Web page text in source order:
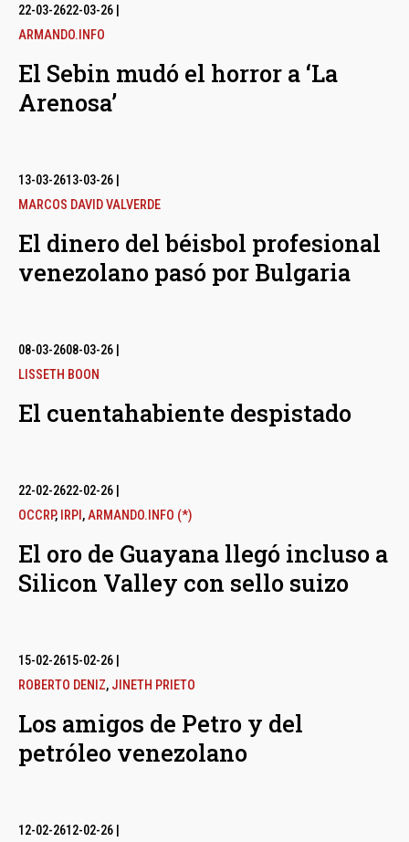
22-03-2622-03-26
ARMANDO.INFO
El Sebin mudó el horror a ‘La
Arenosa’
13-03-2613-03-26
MARCOS DAVID VALVERDE
El dinero del béisbol profesional
venezolano pasó por Bulgaria
08-03-2608-03-26
LISSETH BOON
El cuentahabiente despistado
22-02-2622-02-26
OCCRP, IRPI ,ARMANDO.INFO (*)
El oro de Guayana llegó incluso a
Silicon Valley con sello suizo
15-02-2615-02-26
ROBERTO DENIZ, JINETH PRIETO
Los amigos de Petro y del
petróleo venezolano
12-02-2612-02-26